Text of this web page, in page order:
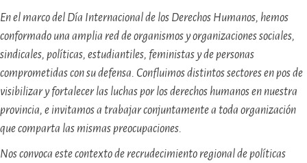
En el marco del Día Internacional de los Derechos Humanos, hemos
conformado una amplia red de organismos y organizaciones sociales,
sindicales, políticas, estudiantiles, feministas y de personas
comprometidas con su defensa. Confluimos distintos sectores en pos de
visibilizar y fortalecer las luchas por los derechos humanos en nuestra
provincia, e invitamos a trabajar conjuntamente a toda organización
que comparta las mismas preocupaciones.
Nos convoca este contexto de recrudecimiento regional de políticas